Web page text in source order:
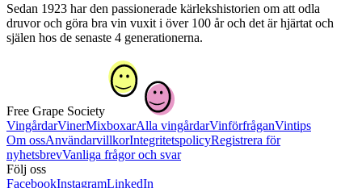
Sedan 1923 har den passionerade kärlekshistorien om att odla
druvor och göra bra vin vuxit i över 100 år och det är hjärtat och
själen hos de senaste 4 generationerna.
Free Grape Society
VingårdarVinerMixboxarAlla vingårdarVinförfråganVintips
Om ossAnvändarvillkorIntegritetspolicyRegistrera för
nyhetsbrevVanliga frågor och svar
Följ oss
FacebookInstagramLinkedIn